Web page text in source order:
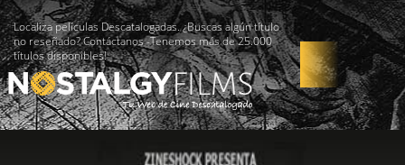
Localiza películas Descatalogadas. ¿Buscas algún título
no reseñado? Contáctanos -Tenemos más de 25.000
títulos disponibles!